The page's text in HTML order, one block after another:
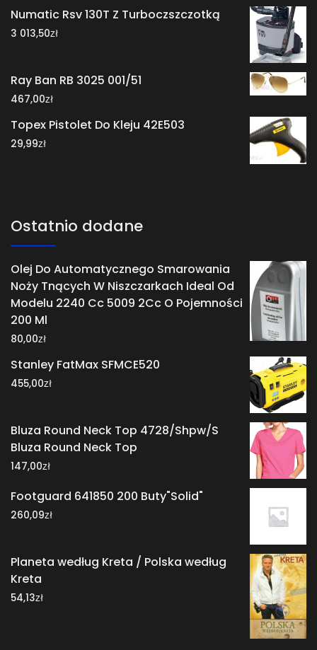
Numatic Rsv 130T Z Turboczszczotką
3 013,50zł
Ray Ban RB 3025 001/51
467,00zł
Topex Pistolet Do Kleju 42E503
29,99zł
Ostatnio dodane
Olej Do Automatycznego Smarowania
Noży Tnących W Niszczarkach Ideal Od
Modelu 2240 Cc 5009 2Cc O Pojemności
200 Ml
80,00zł
Stanley FatMax SFMCE520
455,00zł
Bluza Round Neck Top 4728/Shpw/S
Bluza Round Neck Top
147,00zł
Footguard 641850 200 Buty"Solid"
260,09zł
Planeta według Kreta / Polska według
Kreta
54,13zł